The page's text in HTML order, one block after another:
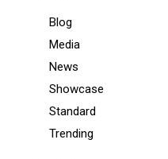
Blog
Media
News
Showcase
Standard
Trending